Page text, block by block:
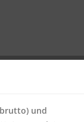
und